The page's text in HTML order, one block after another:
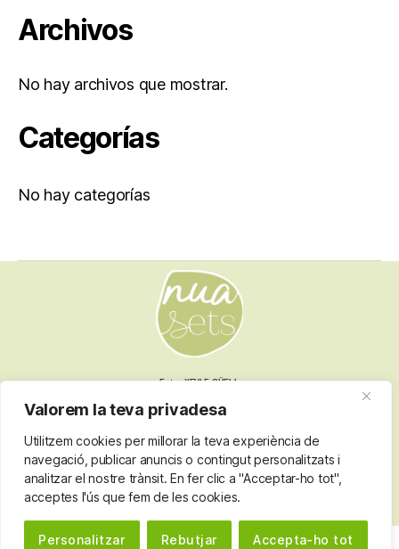
Valorem la teva privadesa
Utilitzem cookies per millorar la teva experiència de
navegació, publicar anuncis o contingut personalitzats i
analitzar el nostre trànsit. En fer clic a "Acceptar-ho tot",
acceptes l'ús que fem de les cookies.
Personalitzar Rebutjar Accepta-ho tot
Archivos
No hay archivos que mostrar.
Categorías
No hay categorías
Fotos XEVI F GÜELL
Termes i condicions
Política de privacitat
Política de cookies